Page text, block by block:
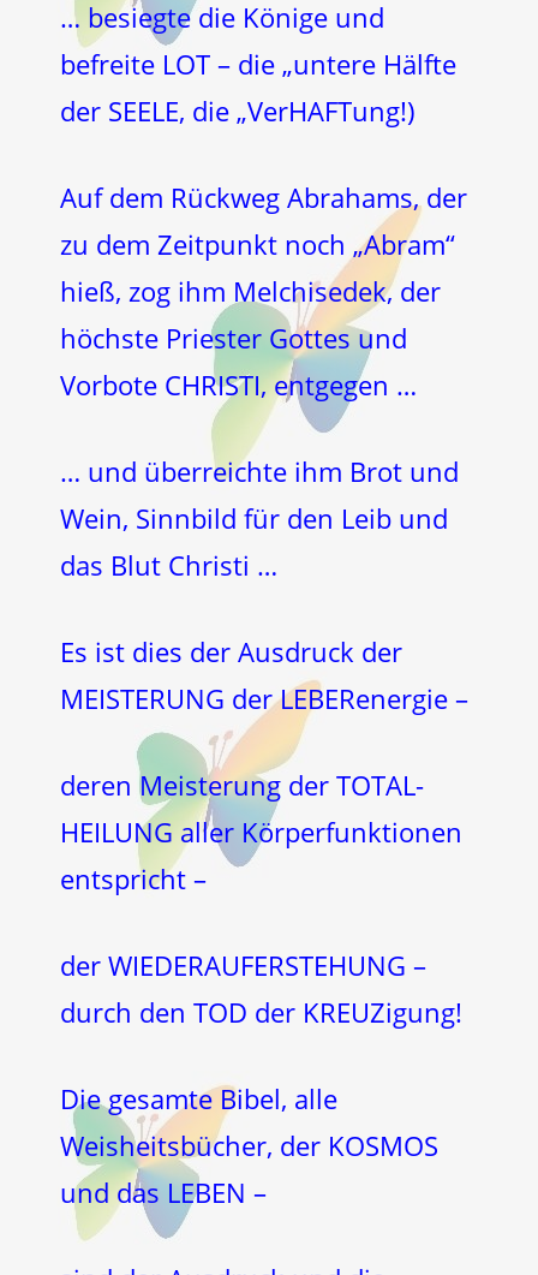
… besiegte die Könige und
befreite LOT – die „untere Hälfte
der SEELE, die „VerHAFTung!)
Auf dem Rückweg Abrahams, der
zu dem Zeitpunkt noch „Abram“
hieß, zog ihm Melchisedek, der
höchste Priester Gottes und
Vorbote CHRISTI, entgegen …
… und überreichte ihm Brot und
Wein, Sinnbild für den Leib und
das Blut Christi …
Es ist dies der Ausdruck der
MEISTERUNG der LEBERenergie –
deren Meisterung der TOTAL-
HEILUNG aller Körperfunktionen
entspricht –
der WIEDERAUFERSTEHUNG –
durch den TOD der KREUZigung!
Die gesamte Bibel, alle
Weisheitsbücher, der KOSMOS
und das LEBEN –